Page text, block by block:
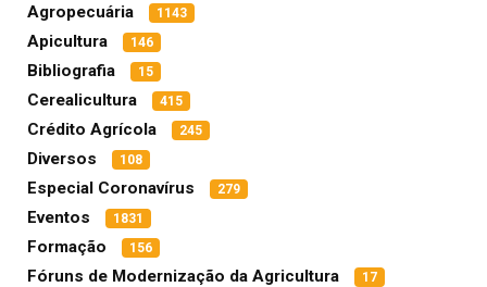
Agropecuária 1143
Apicultura 146
Bibliografia 15
Cerealicultura 415
Crédito Agrícola 245
Diversos 108
Especial Coronavírus 279
Eventos 1831
Formação 156
Fóruns de Modernização da Agricultura 17